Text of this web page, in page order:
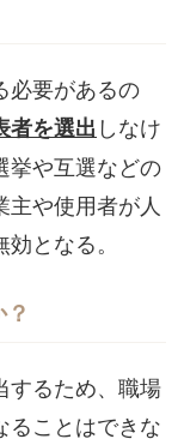
必要があるの
者を選出 しなけ
挙や互選などの
や使用者が人
となる。
するため、職場
ることはできな